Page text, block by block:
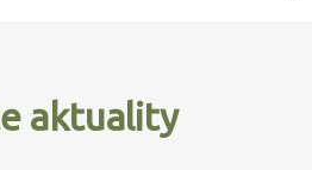
aktuality